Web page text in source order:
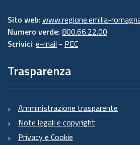
Sito web: www.regione.emilia-
Numero verde: 800.66.22.00
Scrivici: e-mail - PEC
Trasparenza
Amministrazione trasparente
Note legali e copyright
Privacy e Cookie